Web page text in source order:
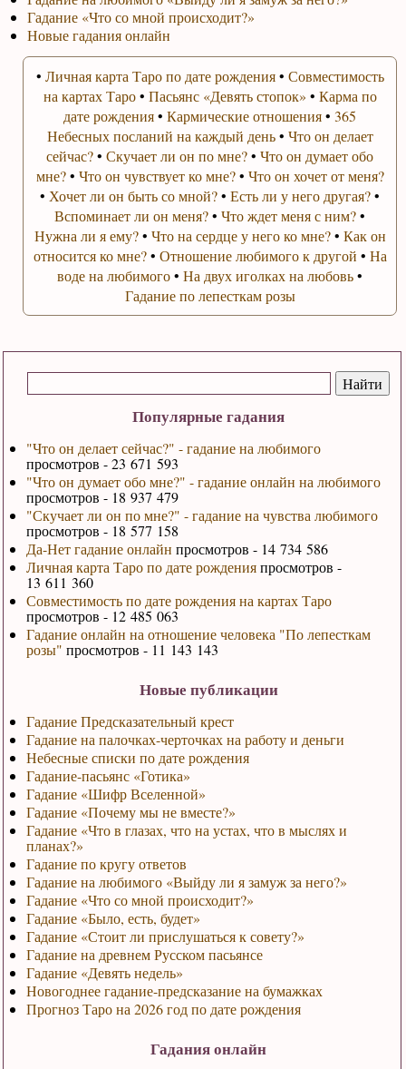
Популярные гадания
"Что он делает сейчас?" - гадание на любимого
просмотров - 23 671 593
"Что он думает обо мне?" - гадание онлайн на любимого
просмотров - 18 937 479
"Скучает ли он по мне?" - гадание на чувства любимого
просмотров - 18 577 158
Да-Нет гадание онлайн просмотров - 14 734 586
Личная карта Таро по дате рожденияпросмотров -
13 611 360
Совместимость по дате рождения на картах Таро
просмотров - 12 485 063
Гадание онлайн на отношение человека "По лепесткам
розы" просмотров - 11 143 143
Новые публикации
Гадание Предсказательный крест
Гадание на палочках-черточках на работу и деньги
Небесные списки по дате рождения
Гадание-пасьянс «Готика»
Гадание «Шифр Вселенной»
Гадание «Почему мы не вместе?»
Гадание «Что в глазах, что на устах, что в мыслях и
планах?»
Гадание по кругу ответов
Гадание на любимого «Выйду ли я замуж за него?»
Гадание «Что со мной происходит?»
Гадание «Было, есть, будет»
Гадание «Стоит ли прислушаться к совету?»
Гадание на древнем Русском пасьянсе
Гадание «Девять недель»
Новогоднее гадание-предсказание на бумажках
Прогноз Таро на 2026 год по дате рождения
Гадания онлайн
Гадание «Что со мной происходит?»
Новые гадания онлайн
• Личная карта Таро по дате рождения• Совместимость
на картах Таро• Пасьянс «Девять стопок» • Карма по
дате рождения•Кармические отношения•365
Небесных посланий на каждый день• Что он делает
сейчас?•Скучает ли он по мне?•Что он думает обо
мне?• Что он чувствует ко мне?• Что он хочет от меня?
• Хочет ли он быть со мной?•Есть ли у него другая?•
Вспоминает ли он меня?•Что ждет меня с ним?•
Нужна ли я ему?• Что на сердце у него ко мне?• Как он
относится ко мне?• Отношение любимого к другой • На
воде на любимого•На двух иголках на любовь•
Гадание по лепесткам розы